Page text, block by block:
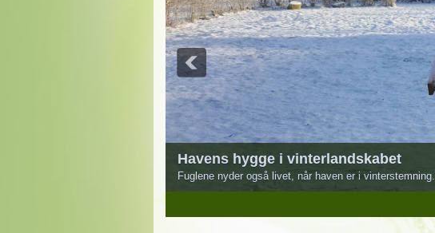
Havens hygge i vinterlandskabet
Fuglene nyder også livet, når haven er i vinterstemning.